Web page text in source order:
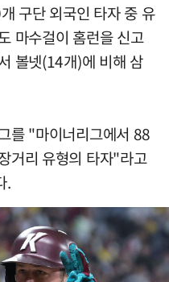
구단 외국인 타자 중 유
마수걸이 홈런을 신고
볼넷(14개)에 비해 삼
를 "마이너리그에서 88
거리 유형의 타자"라고
.